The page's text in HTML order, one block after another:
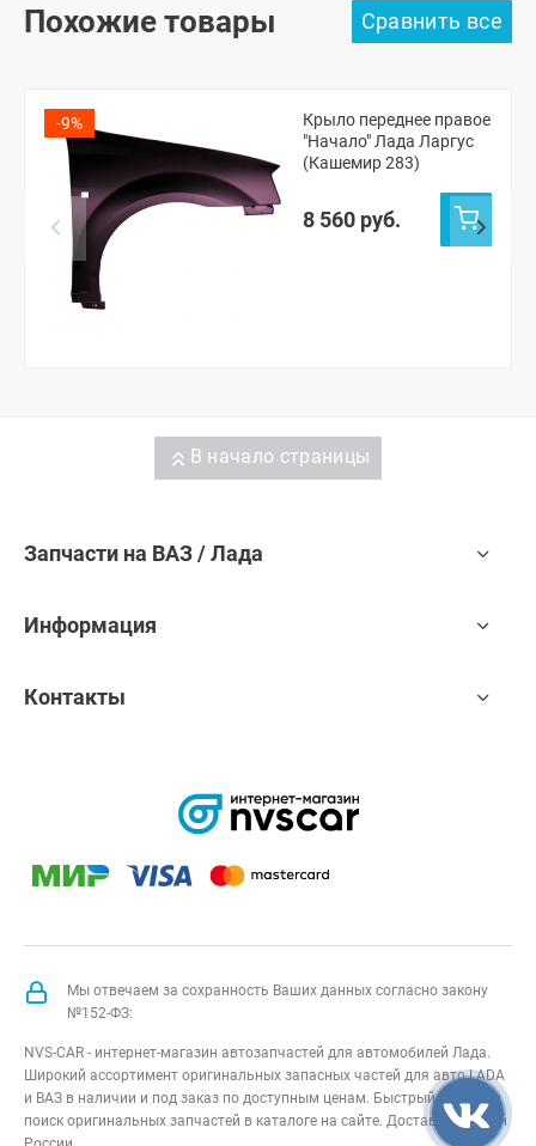
Похожие товары
-9%
Крыло переднее правое
"Начало" Лада Ларгус
(Кашемир 283)
8 560 руб.
В начало страницы
Запчасти на ВАЗ / Лада
Информация
Контакты
Мы отвечаем за сохранность Ваших данных согласно закону
№152-ФЗ:
NVS-CAR - интернет-магазин автозапчастей для автомобилей Лада.
Широкий ассортимент оригинальных запасных частей для авто LADA
и ВАЗ в наличии и под заказ по доступным ценам. Быстрый подбор и
поиск оригинальных запчастей в каталоге на сайте. Доставка по всей